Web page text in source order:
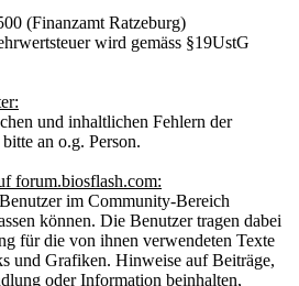
(Finanzamt Ratzeburg)
wird gemäss §19UstG
und inhaltlichen Fehlern der
an o.g. Person.
forum.biosflash.com:
im Community-Bereich
können. Die Benutzer tragen dabei
für die von ihnen verwendeten Texte
und Grafiken. Hinweise auf Beiträge,
oder Information beinhalten,